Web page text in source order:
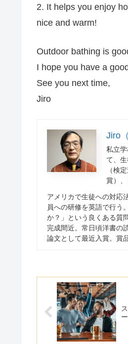
2. It helps you enjoy
nice and warm!
Outdoor bathing is
I hope you have a
See you next time,
Jiro
Jiro
私立学
て、
（検
賞）
アメリカで生徒への対応
員への研修を英語で行う
か？」という良くある質
完成間近。常日頃洋書の
論文として最近入賞。賞